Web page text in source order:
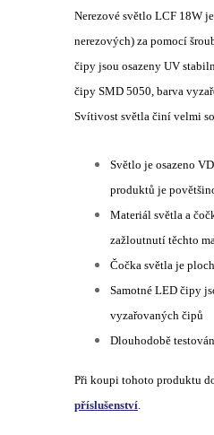
Nerezové světlo LCF 18W
nerezových) za pomocí
čipy jsou osazeny UV
čipy SMD 5050, barva
Svítivost světla činí velmi
Světlo je osazeno
produktů je
Materiál světla a
zažloutnutí těchto
Čočka světla je
Samotné LED čipy
vyzařovaných čipů
Dlouhodobě
Při koupi tohoto produktu
příslušenství